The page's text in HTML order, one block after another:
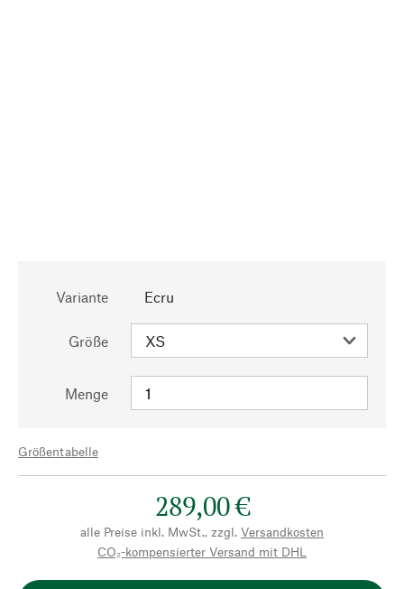
Variante Ecru
Größe
Menge
Größentabelle
289,00 €
alle Preise inkl. MwSt., zzgl. Versandkosten
CO₂-kompensierter Versand mit DHL